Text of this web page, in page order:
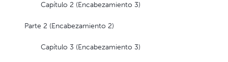
Capítulo 2 (Encabezamiento 3)
Parte 2 (Encabezamiento 2)
Capítulo 3 (Encabezamiento 3)